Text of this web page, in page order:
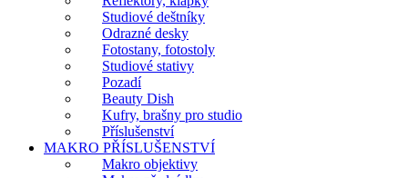
Studiové deštníky
Odrazné desky
Fotostany, fotostoly
Studiové stativy
Pozadí
Beauty Dish
Kufry, brašny pro studio
Příslušenství
MAKRO PŘÍSLUŠENSTVÍ
Makro objektivy